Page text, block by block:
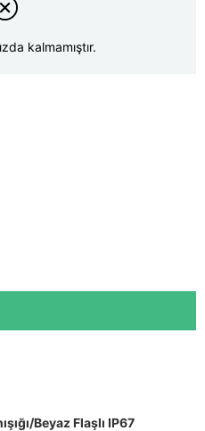
kalmamıştır.
Beyaz Flaşlı IP67